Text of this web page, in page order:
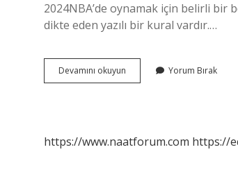
2024NBA’de oynamak için belirli bir
dikte eden yazılı bir kural vardır.…
Devamını okuyun
Kısa
Yorum Bırak
https://www.naatforum.com https://